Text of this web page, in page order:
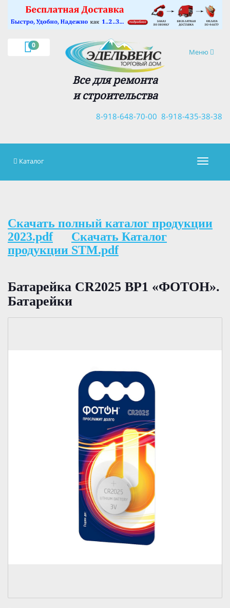
0
Навигация
Меню
Все для ремонта
и строительства
8-918-435-38-38
8-918-648-70-00
×
Каталог
Скачать полный каталог продукции
2023.pdf
Скачать Каталог
продукции STM.pdf
Батарейка CR2025 ВР1 «ФОТОН».
Батарейки